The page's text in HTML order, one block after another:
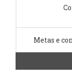
Metas e